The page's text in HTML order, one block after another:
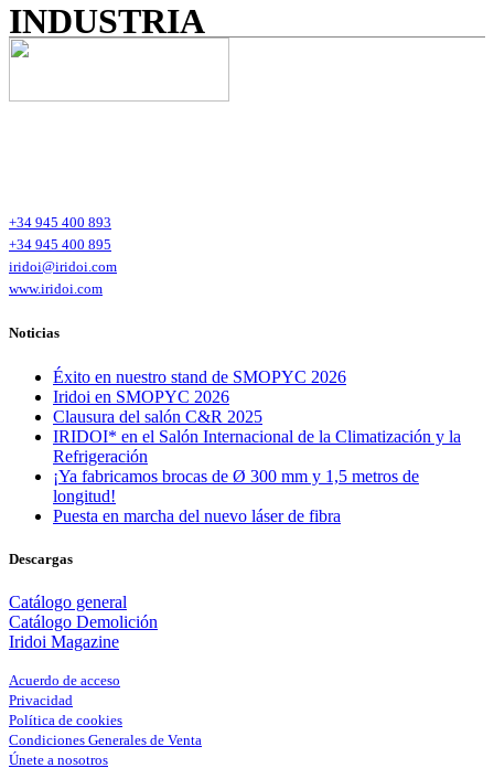
INDUSTRIA
+34 945 400 893
+34 945 400 895
iridoi@iridoi.com
www.iridoi.com
Noticias
Éxito en nuestro stand de SMOPYC 2026
Iridoi en SMOPYC 2026
Clausura del salón C&R 2025
IRIDOI* en el Salón Internacional de la Climatización y la
Refrigeración
¡Ya fabricamos brocas de Ø 300 mm y 1,5 metros de
longitud!
Puesta en marcha del nuevo láser de fibra
Descargas
Catálogo general
Catálogo Demolición
Iridoi Magazine
Acuerdo de acceso
Privacidad
Política de cookies
Condiciones Generales de Venta
Únete a nosotros